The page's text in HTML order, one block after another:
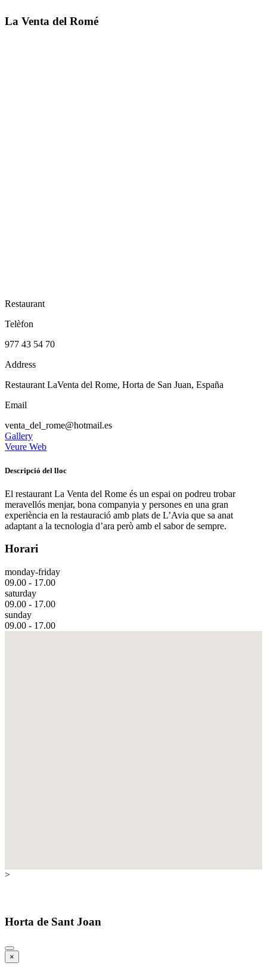
La Venta del Romé
Restaurant
Telèfon
977 43 54 70
Address
Restaurant LaVenta del Rome, Horta de San Juan, España
Email
venta_del_rome@hotmail.es
Gallery
Veure Web
Descripció del lloc
El restaurant La Venta del Rome és un espai on podreu trobar
meravellós menjar, bona companyia y persones en una gran
experiència en la restauració amb plats de L’Avia que sa anat
adaptant a la tecnologia d’ara però amb el sabor de sempre.
Horari
monday-friday
09.00 - 17.00
saturday
09.00 - 17.00
sunday
09.00 - 17.00
>
Horta de Sant Joan
×